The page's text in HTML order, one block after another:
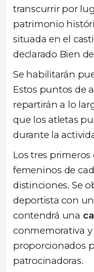
transcurrir por
patrimonio
situada en el
declarado Bien
Se habilitarán
Estos puntos de
repartirán a lo
que los atletas
durante la
Los tres
femeninos de
distinciones. Se
deportista con
contendrá una
conmemorativa
proporcionados
patrocinadoras.